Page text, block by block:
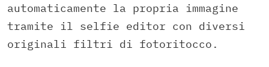
automaticamente la propria immagine
tramite il selfie editor con diversi
originali filtri di fotoritocco.